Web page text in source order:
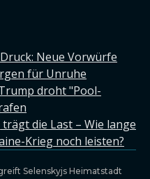
Neue Vorwürfe
für Unruhe
droht "Pool-
die Last – Wie lange
Krieg noch leisten?
Selenskyjs Heimatstadt